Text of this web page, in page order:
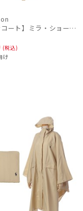
【レインコート】ミラ・ショーン（mila schon）ステンカラーレインコート
(税込)
け